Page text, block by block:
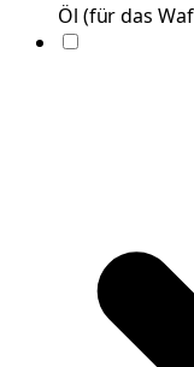
Öl (für das